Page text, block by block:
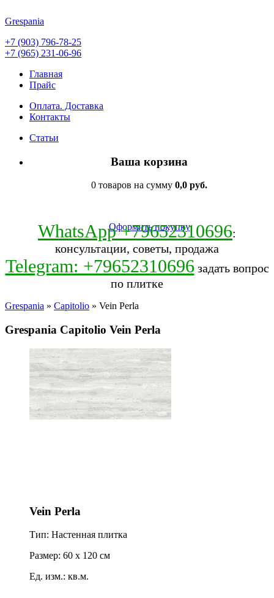
Grespania
+7 (903) 796-78-25
+7 (965) 231-06-96
Главная
Прайс
Оплата. Доставка
Контакты
Статьи
Ваша корзина
0 товаров на сумму 0,0 руб.
Оформить покупку
WhatsApp +79652310696:
консультации, советы, продажа
Telegram: +79652310696 задать вопрос
по плитке
Grespania » Capitolio » Vein Perla
Grespania Capitolio Vein Perla
Vein Perla
Тип: Настенная плитка
Размер: 60 x 120 см
Ед. изм.: кв.м.